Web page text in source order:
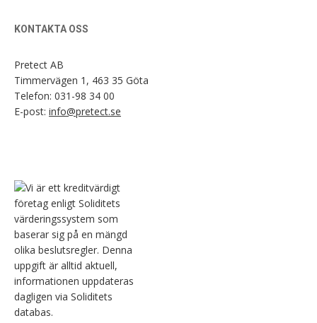
KONTAKTA OSS
Pretect AB
Timmervägen 1, 463 35 Göta
Telefon: 031-98 34 00
E-post: info@pretect.se